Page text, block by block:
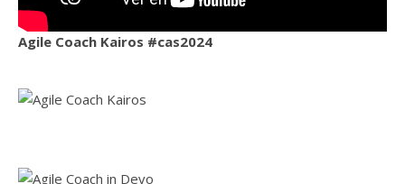
Agile Coach Kairos #cas2024